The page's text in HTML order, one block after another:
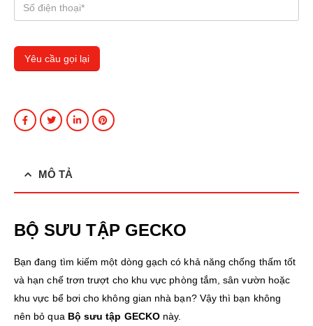
MÔ TẢ
BỘ SƯU TẬP GECKO
Bạn đang tìm kiếm một dòng gạch có khả năng chống thấm tốt
và hạn chế trơn trượt cho khu vực phòng tắm, sân vườn hoặc
khu vực bể bơi cho không gian nhà bạn? Vậy thì bạn không
nên bỏ qua Bộ sưu tập GECKOnày.